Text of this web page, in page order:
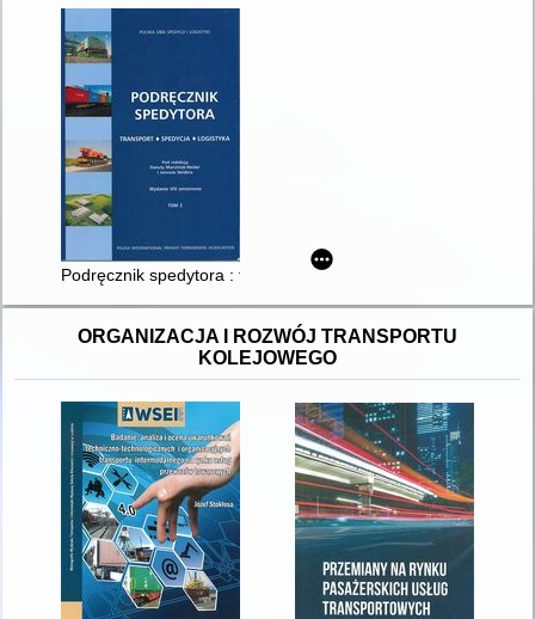
Podręcznik spedytora : transport, spedycja, logistyka. T. 2
ORGANIZACJA I ROZWÓJ TRANSPORTU
KOLEJOWEGO